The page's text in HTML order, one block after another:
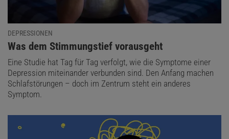
DEPRESSIONEN
:
Was dem Stimmungstief vorausgeht
Eine Studie hat Tag für Tag verfolgt, wie die Symptome einer
Depression miteinander verbunden sind. Den Anfang machen
Schlafstörungen – doch im Zentrum steht ein anderes
Symptom.